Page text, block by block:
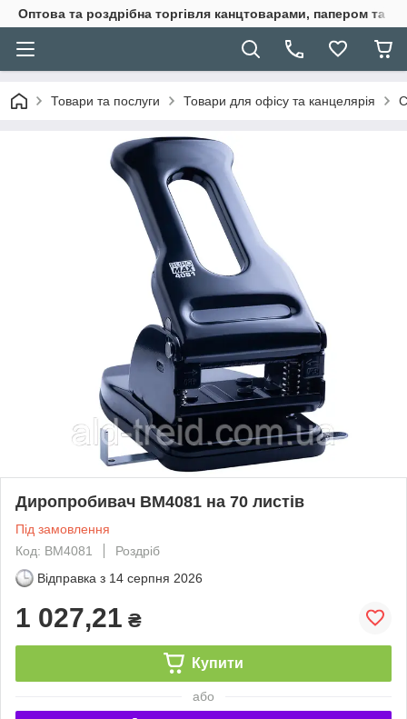
Оптова та роздрібна торгівля канцтоварами, папером та
Товари та послуги Товари для офісу та канцелярія
Диропробивач BM4081 на 70 листів
Під замовлення
Код: BM4081
Роздріб
Відправка з 14 серпня 2026
1 027,21 ₴
Купити
або